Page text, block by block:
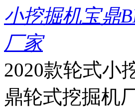
小挖掘机宝鼎
厂家
2020款轮式小
鼎轮式挖掘机